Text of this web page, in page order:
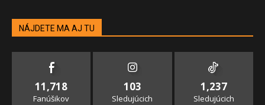
NÁJDETE MA AJ TU
11,718
Fanúšikov
103
Sledujúcich
1,237
Sledujúcich